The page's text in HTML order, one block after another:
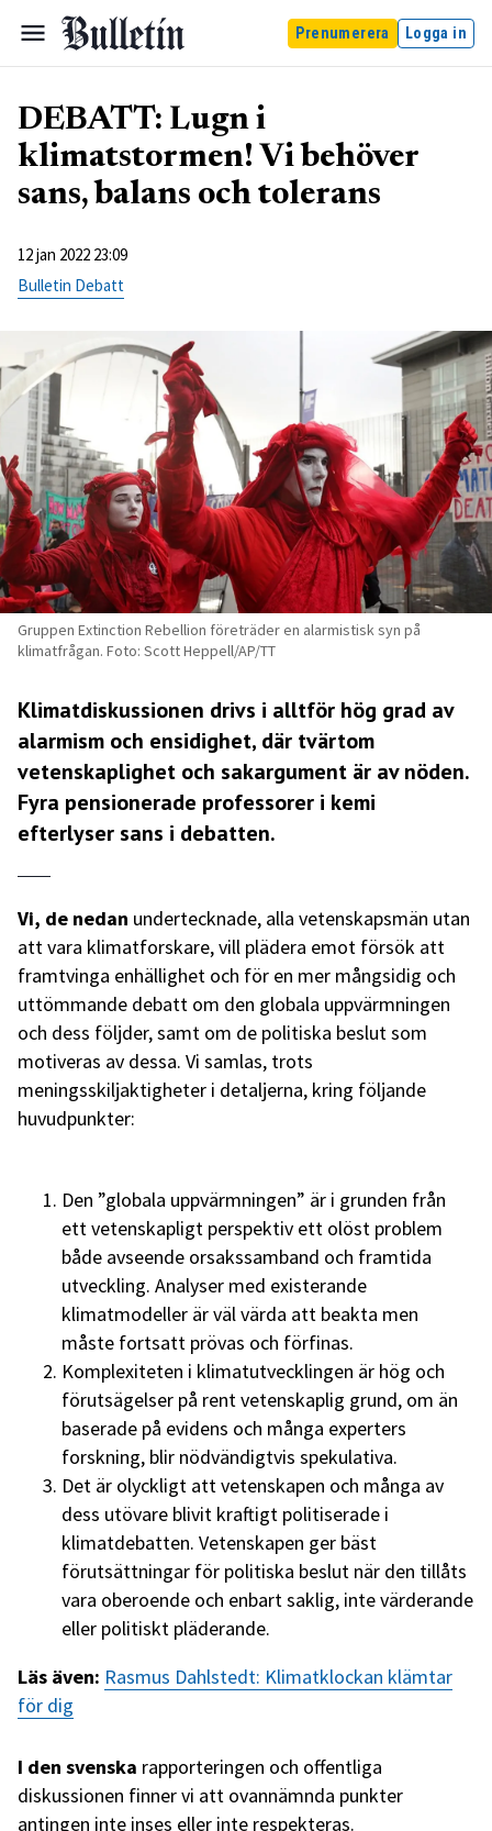
Prenumerera Logga in
DEBATT: Lugn i
klimatstormen! Vi behöver
sans, balans och tolerans
12 jan 2022 23:09
Bulletin Debatt
Gruppen Extinction Rebellion företräder en alarmistisk syn på
klimatfrågan. Foto: Scott Heppell/AP/TT
Klimatdiskussionen drivs i alltför hög grad av
alarmism och ensidighet, där tvärtom
vetenskaplighet och sakargument är av nöden.
Fyra pensionerade professorer i kemi
efterlyser sans i debatten.
Vi, de nedan undertecknade, alla vetenskapsmän utan
att vara klimatforskare, vill plädera emot försök att
framtvinga enhällighet och för en mer mångsidig och
uttömmande debatt om den globala uppvärmningen
och dess följder, samt om de politiska beslut som
motiveras av dessa. Vi samlas, trots
meningsskiljaktigheter i detaljerna, kring följande
huvudpunkter:
Den ”globala uppvärmningen” är i grunden från
ett vetenskapligt perspektiv ett olöst problem
både avseende orsakssamband och framtida
utveckling. Analyser med existerande
klimatmodeller är väl värda att beakta men
måste fortsatt prövas och förfinas.
Komplexiteten i klimatutvecklingen är hög och
förutsägelser på rent vetenskaplig grund, om än
baserade på evidens och många experters
forskning, blir nödvändigtvis spekulativa.
Det är olyckligt att vetenskapen och många av
dess utövare blivit kraftigt politiserade i
klimatdebatten. Vetenskapen ger bäst
förutsättningar för politiska beslut när den tillåts
vara oberoende och enbart saklig, inte värderande
eller politiskt pläderande.
Läs även: Rasmus Dahlstedt: Klimatklockan klämtar
för dig
I den svenska rapporteringen och offentliga
diskussionen finner vi att ovannämnda punkter
antingen inte inses eller inte respekteras.